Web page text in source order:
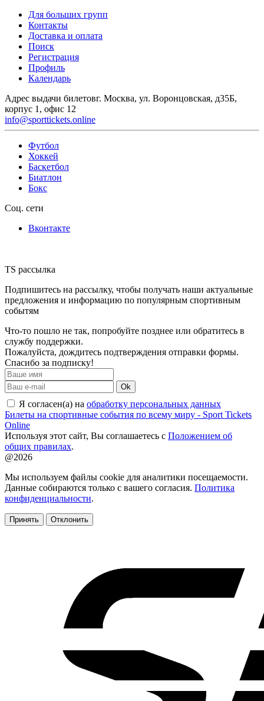
Для больших групп
Контакты
Доставка и оплата
Поиск
Регистрация
Профиль
Календарь
Адрес выдачи билетовг. Москва, ул. Воронцовская, д35Б,
корпус 1, офис 12
info@sporttickets.online
Футбол
Хоккей
Баскетбол
Биатлон
Бокс
Соц. сети
Вконтакте
TS рассылка
Подпишитесь на рассылку, чтобы получать наши актуальные
предложения и информацию по популярным спортивным
событям
Что-то пошло не так, попробуйте позднее или обратитесь в
службу поддержки.
Пожалуйста, дождитесь подтверждения отправки формы.
Спасибо за подписку!
Ok
Я согласен(а) на обработку персональных данных
Билеты на спортивные события по всему миру - Sport Tickets
Online
Используя этот сайт, Вы соглашаетесь с Положением об
общих правилах.
@2026
Мы используем файлы cookie для аналитики посещаемости.
Данные собираются только с вашего согласия. Политика
конфиденциальности.
Принять Отклонить